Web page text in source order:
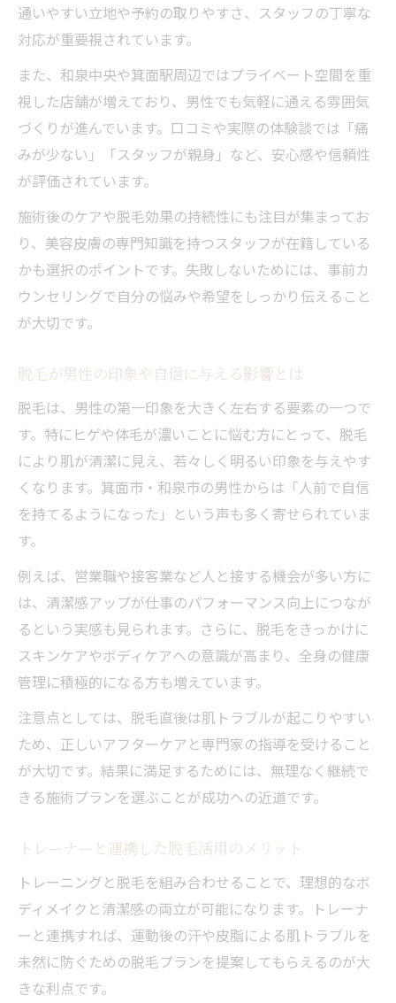
医療脱毛の痛みや回数をプロが詳しく解説
箕面市の脱毛選びで注意すべきポイント
サロンと医療脱毛どちらが自分に合うか
体毛や肌悩みごとの脱毛ケアアドバイス
トレーナーと取り組む脱毛ケアの実践法
脱毛とトレーニングを両立するポイント紹
トレーナー監修の脱毛スケジュールの立て
方
和泉市で支持される脱毛トレーナーの特徴
通いやすい立地や予約の取りやすさ、スタッフの丁寧な
対応が重要視されています。
また、和泉中央や箕面駅周辺ではプライベート空間を重
視した店舗が増えており、男性でも気軽に通える雰囲気
づくりが進んでいます。口コミや実際の体験談では「痛
みが少ない」「スタッフが親身」など、安心感や信頼性
が評価されています。
施術後のケアや脱毛効果の持続性にも注目が集まってお
り、美容皮膚の専門知識を持つスタッフが在籍している
かも選択のポイントです。失敗しないためには、事前カ
ウンセリングで自分の悩みや希望をしっかり伝えること
が大切です。
脱毛が男性の印象や自信に与える影響とは
脱毛は、男性の第一印象を大きく左右する要素の一つで
す。特にヒゲや体毛が濃いことに悩む方にとって、脱毛
により肌が清潔に見え、若々しく明るい印象を与えやす
くなります。箕面市・和泉市の男性からは「人前で自信
を持てるようになった」という声も多く寄せられていま
す。
例えば、営業職や接客業など人と接する機会が多い方に
は、清潔感アップが仕事のパフォーマンス向上につなが
るという実感も見られます。さらに、脱毛をきっかけに
スキンケアやボディケアへの意識が高まり、全身の健康
管理に積極的になる方も増えています。
注意点としては、脱毛直後は肌トラブルが起こりやすい
ため、正しいアフターケアと専門家の指導を受けること
が大切です。結果に満足するためには、無理なく継続で
きる施術プランを選ぶことが成功への近道です。
トレーナーと連携した脱毛活用のメリット
トレーニングと脱毛を組み合わせることで、理想的なボ
ディメイクと清潔感の両立が可能になります。トレーナ
ーと連携すれば、運動後の汗や皮脂による肌トラブルを
未然に防ぐための脱毛プランを提案してもらえるのが大
きな利点です。